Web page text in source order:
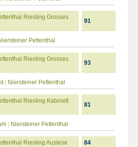
Riesling Grosses
91
Pettenthal
Riesling Grosses
93
| Niersteiner Pettenthal
Riesling Kabinett
81
Niersteiner Pettenthal
Riesling Auslese 84